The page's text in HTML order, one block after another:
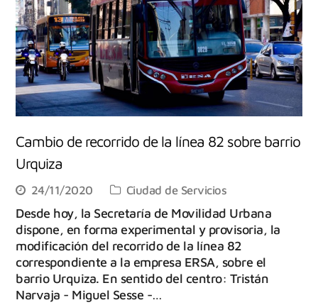
Cambio de recorrido de la línea 82 sobre barrio
Urquiza
24/11/2020 Ciudad de Servicios
Desde hoy, la Secretaría de Movilidad Urbana
dispone, en forma experimental y provisoria, la
modificación del recorrido de la línea 82
correspondiente a la empresa ERSA, sobre el
barrio Urquiza. En sentido del centro: Tristán
Narvaja - Miguel Sesse -…